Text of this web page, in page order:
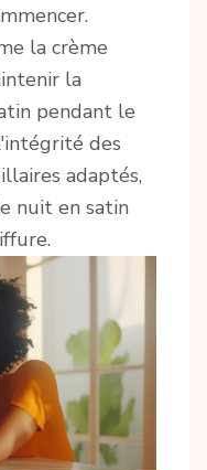
la crème
la
pendant le
des
adaptés,
nuit en satin